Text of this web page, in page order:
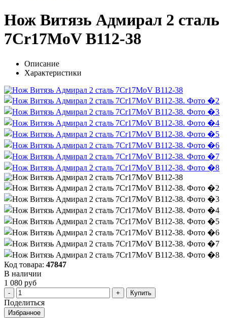
Нож Витязь Адмирал 2 сталь
7Cr17MoV B112-38
Описание
Характеристики
Код товара: 47847
В наличии
1 080 руб
Купить
Поделиться
Избранное